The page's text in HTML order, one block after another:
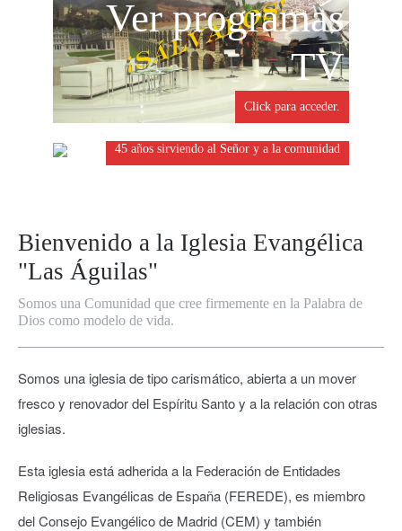
Ver programas
TV
Click para acceder.
ANIVERSARIO
Año 2025 Video
historia
45 años sirviendo al Señor y a la comunidad
Bienvenido a la Iglesia Evangélica
"Las Águilas"
Somos una Comunidad que cree firmemente en la Palabra de
Dios como modelo de vida.
Somos una iglesia de tipo carismático, abierta a un mover
fresco y renovador del Espíritu Santo y a la relación con otras
iglesias.
Esta iglesia está adherida a la Federación de Entidades
Religiosas Evangélicas de España (FEREDE), es miembro
del Consejo Evangélico de Madrid (CEM) y también